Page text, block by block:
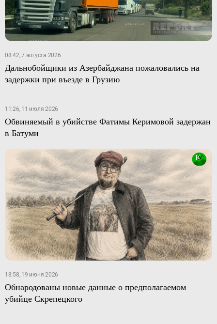
08:42, 7 августа 2026
Дальнобойщики из Азербайджана пожаловались на
задержки при въезде в Грузию
11:26, 11 июля 2026
Обвиняемый в убийстве Фатимы Керимовой задержан
в Батуми
18:58, 19 июня 2026
Обнародованы новые данные о предполагаемом
убийце Скрепецкого